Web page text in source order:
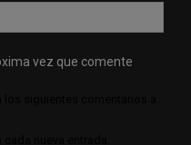
vez que comente